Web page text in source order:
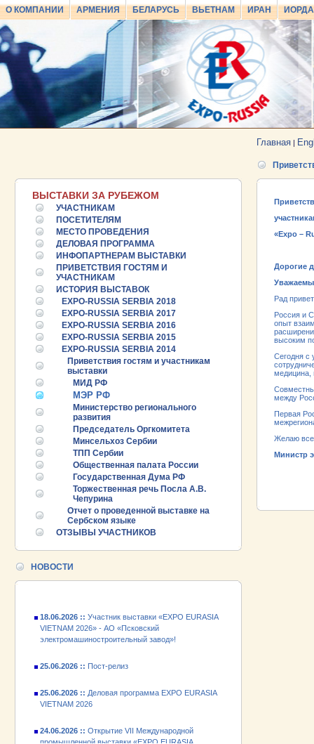
О КОМПАНИИ АРМЕНИЯ БЕЛАРУСЬ ВЬЕТНАМ ИРАН
Главная |
ВЫСТАВКИ ЗА РУБЕЖОМ
УЧАСТНИКАМ
ПОСЕТИТЕЛЯМ
МЕСТО ПРОВЕДЕНИЯ
ДЕЛОВАЯ ПРОГРАММА
ИНФОПАРТНЕРАМ ВЫСТАВКИ
ПРИВЕТСТВИЯ ГОСТЯМ И
УЧАСТНИКАМ
ИСТОРИЯ ВЫСТАВОК
EXPO-RUSSIA SERBIA 2018
EXPO-RUSSIA SERBIA 2017
EXPO-RUSSIA SERBIA 2016
EXPO-RUSSIA SERBIA 2015
EXPO-RUSSIA SERBIA 2014
Приветствия гостям и участникам
выставки
МИД РФ
МЭР РФ
Министерство регионального
развития
Председатель Оргкомитета
Минсельхоз Сербии
ТПП Сербии
Общественная палата России
Государственная Дума РФ
Торжественная речь Посла А.В.
Чепурина
Отчет о проведенной выставке на
Сербском языке
ОТЗЫВЫ УЧАСТНИКОВ
НОВОСТИ
25.06.2026 ::Пост-релиз
25.06.2026 ::Деловая программа EXPO EURASIA
VIETNAM 2026
24.06.2026 ::Открытие VII Международной
промышленной выставки «EXPO EURASIA
VIETNAM 2026» - АО «Псковский
электромашиностроительный завод»!
VIETNAM 2026
промышленной выставки «EXPO EURASIA
VIETNAM 2026»
«Expo –
Дорогие
Рад
Россия и
опыт
высоким
Сегодня с
медицина,
между
Первая
Желаю
Министр